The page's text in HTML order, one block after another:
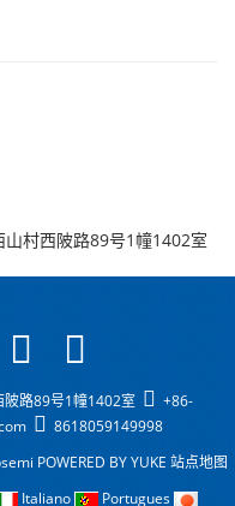
村西陂路89号1幢1402室
陂路89号1幢1402室
+86-
8618059149998
POWERED BY YUKE 站点地图
Italiano Portugues